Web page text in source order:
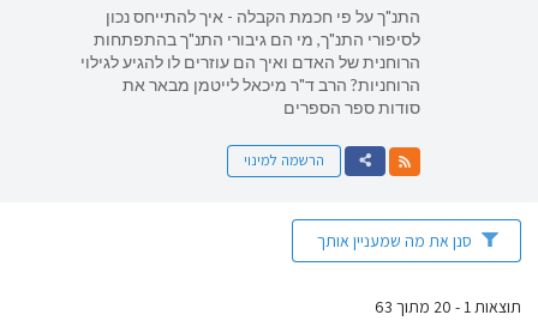
התנ"ך על פי חכמת הקבלה - איך להתייחס נכון
לסיפורי התנ"ך, מי הם גיבורי התנ"ך בהתפתחות
הרוחנית של האדם ואיך הם עוזרים לו להגיע לגילוי
הרוחניות? הרב ד"ר מיכאל לייטמן מבאר את
סודות ספר הספרים
הרשמה למינוי
סנן את מה שמעניין אותך
תוצאות 1 - 20 מתוך 63